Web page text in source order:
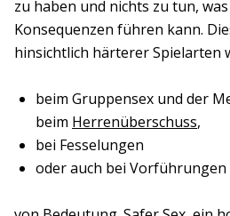
zu haben und nichts zu tun,
Konsequenzen führen kann.
hinsichtlich härterer Spielarten
beim Gruppensex und der
beim Herrenüberschuss,
bei Fesselungen
oder auch bei Vorführungen